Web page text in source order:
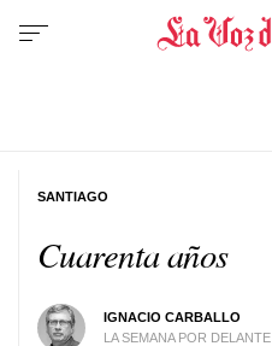
Cuarenta años
IGNACIO CARBALLO
LA SEMANA POR DELANTE
SANTIAGO